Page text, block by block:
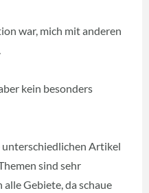
war, mich mit anderen
kein besonders
unterschiedlichen Artikel
sind sehr
Gebiete, da schaue